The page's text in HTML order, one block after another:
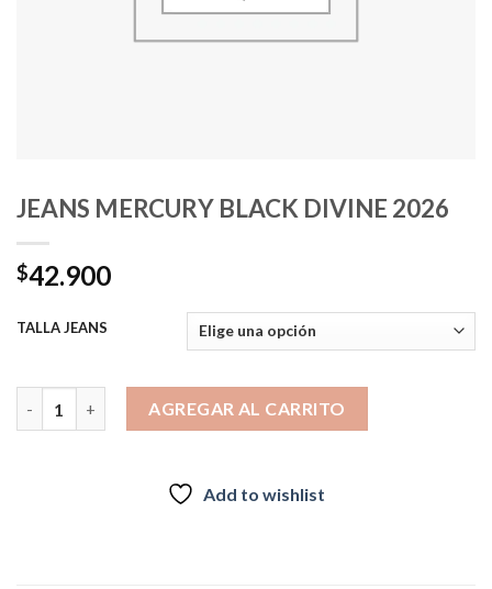
JEANS MERCURY BLACK DIVINE 2026
$42.900
TALLA JEANS
AGREGAR AL CARRITO
Add to wishlist